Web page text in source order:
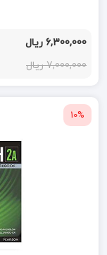
6,300,000 ریال
7,000,000 ریال
10%